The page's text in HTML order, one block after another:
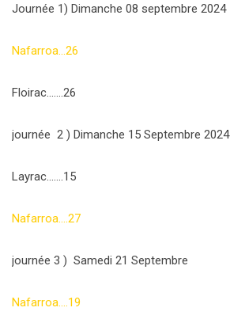
Journée 1) Dimanche 08 septembre 2024
Nafarroa…26
Floirac…….26
journée 2 ) Dimanche 15 Septembre 2024
Layrac…….15
Nafarroa….27
journée 3 ) Samedi 21 Septembre
Nafarroa….19